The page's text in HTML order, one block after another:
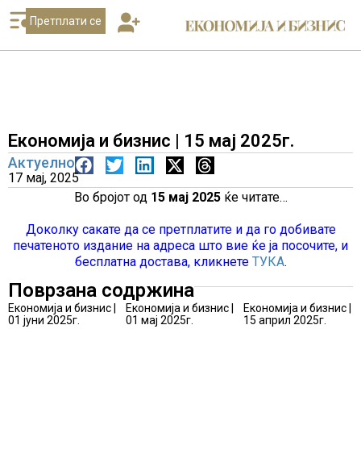
Претплати се
Економија и бизнис | 15 мај 2025г.
Актуелно
17 мај, 2025
Во бројот од15 мај 2025ќе читате…
Доколку сакате да се претплатите и да го добивате
печатеното издание на адреса што вие ќе ја посочите, и
бесплатна достава, кликнете ТУКА.
Поврзана содржина
Економија и бизнис |
01 јуни 2025г.
Економија и бизнис |
01 мај 2025г.
Економија и бизнис |
15 април 2025г.